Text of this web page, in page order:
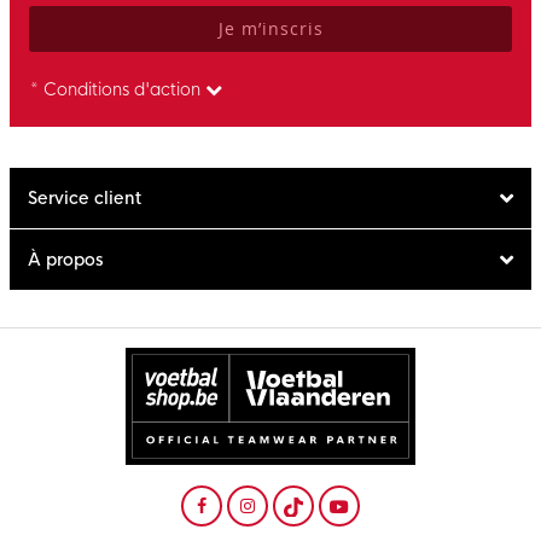
Je m’inscris
* Conditions d'action
Service client
À propos